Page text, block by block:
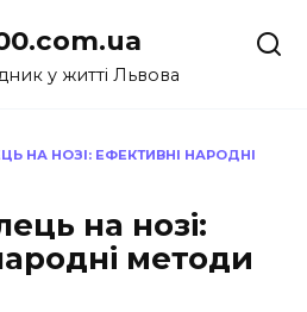
у житті Львова
НА НОЗІ: ЕФЕКТИВНІ НАРОДНІ
на нозі:
методи